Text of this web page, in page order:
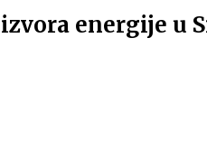
energije u